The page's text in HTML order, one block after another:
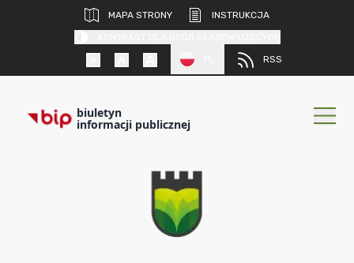
MAPA STRONY
INSTRUKCJA
RSS
biuletyn
informacji publicznej